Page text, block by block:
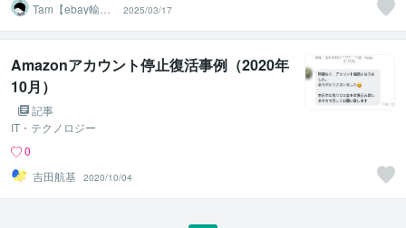
Tam【ebay輸出
コンサルタン
ト】
2025/03/17
Amazonアカウント停止復活事例（2020年
10月）
記事
IT・テクノロジー
0
吉田航基
2020/10/04